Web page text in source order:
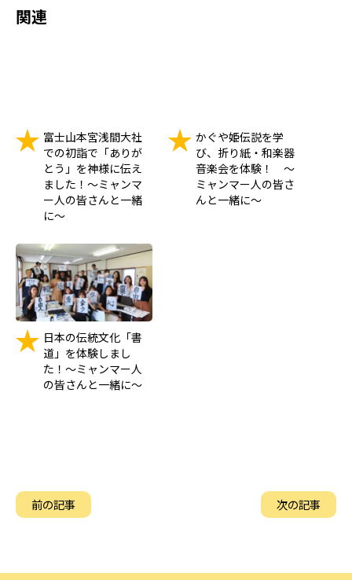
関連
富士山本宮浅間大社
での初詣で「ありが
とう」を神様に伝え
ました！～ミャンマ
ー人の皆さんと一緒
に～
かぐや姫伝説を学
び、折り紙・和楽器
音楽会を体験！ ～
ミャンマー人の皆さ
んと一緒に～
日本の伝統文化「書
道」を体験しまし
た！～ミャンマー人
の皆さんと一緒に～
前の記事 次の記事